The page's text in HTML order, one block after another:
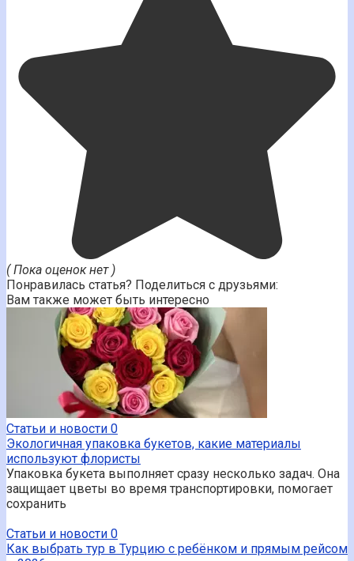
( Пока оценок нет )
Понравилась статья? Поделиться с друзьями:
Вам также может быть интересно
Статьи и новости 0
Экологичная упаковка букетов, какие материалы
используют флористы
Упаковка букета выполняет сразу несколько задач. Она
защищает цветы во время транспортировки, помогает
сохранить
Статьи и новости 0
Как выбрать тур в Турцию с ребёнком и прямым рейсом